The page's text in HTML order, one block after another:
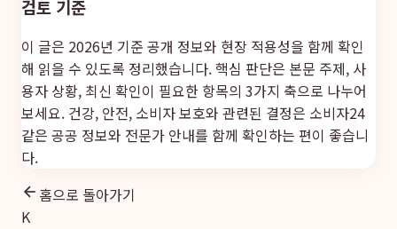
검토 기준
이 글은 2026년 기준 공개 정보와 현장 적용성을 함께 확인
해 읽을 수 있도록 정리했습니다. 핵심 판단은 본문 주제, 사
용자 상황, 최신 확인이 필요한 항목의 3가지 축으로 나누어
보세요. 건강, 안전, 소비자 보호와 관련된 결정은 소비자24
같은 공공 정보와 전문가 안내를 함께 확인하는 편이 좋습니
다.
홈으로 돌아가기
K